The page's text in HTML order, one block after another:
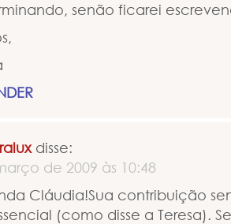
senão ficarei
disse:
de 2009 às 10:48
Cláudia!Sua contribuição
(como disse a Teresa).